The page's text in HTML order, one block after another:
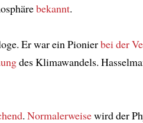
bekannt.
Er war ein Pionierbei der
des Klimawandels.
. Normalerweisewird der